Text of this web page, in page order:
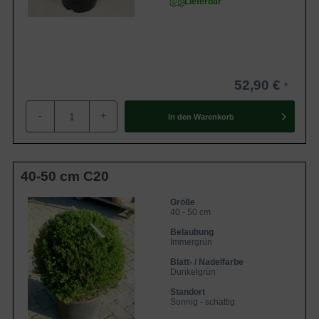
Kinder und Haustiere sollte man von Eiben fernhalten; vor
Der Preis ist zum einen abhängig von der
finden. Des Weiteren ist unsere preisgünstige
wurzelnackte Ware für wenige Wochen im Frühjahr und
Herbst verfügbar. In folgender Tabelle sind einige Beispiele
der Heimischen Eibe 'Kugelform' mit Preisangaben
aufgeführt:
Name
Größe und
Wurzelverpackung
52,90 €
- + In den Warenkorb
40-50 cm C20
Größe
40 - 50 cm
Belaubung
Immergrün
Blatt- / Nadelfarbe
Dunkelgrün
Standort
Sonnig - schattig